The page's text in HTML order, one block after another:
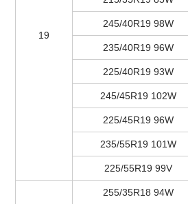
19
245/40R19 98W
235/40R19 96W
225/40R19 93W
245/45R19 102W
225/45R19 96W
235/55R19 101W
225/55R19 99V
255/35R18 94W